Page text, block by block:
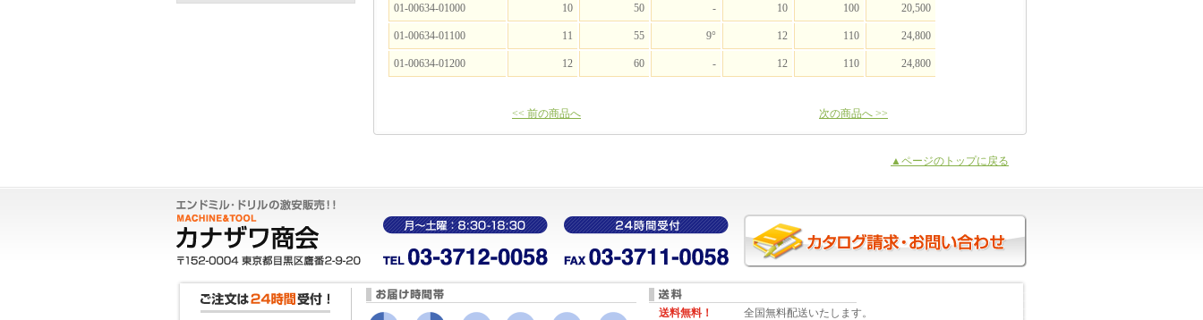
01-00634-01000 10 50 - 10 100 20,500
01-00634-01100 11 55 9° 12 110 24,800
01-00634-01200 12 60 - 12 110 24,800
<< 前の商品へ 次の商品へ >>
▲ページのトップに戻る
送料無料！ 全国無料配送いたします。